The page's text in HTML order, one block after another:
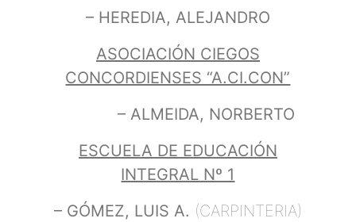
– HEREDIA, ALEJANDRO
ASOCIACIÓN CIEGOS
CONCORDIENSES “A.CI.CON”
– ALMEIDA, NORBERTO
ESCUELA DE EDUCACIÓN
INTEGRAL Nº 1
– GÓMEZ, LUIS A. (CARPINTERIA)